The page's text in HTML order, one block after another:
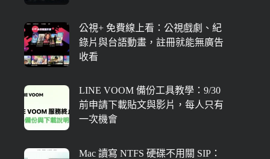
公視+ 免費線上看：公視戲劇、紀
錄片與台語動畫，註冊就能無廣告
收看
LINE VOOM 備份工具教學：9/30
前申請下載貼文與影片，每人只有
一次機會
Mac 讀寫 NTFS 硬碟不用關 SIP：